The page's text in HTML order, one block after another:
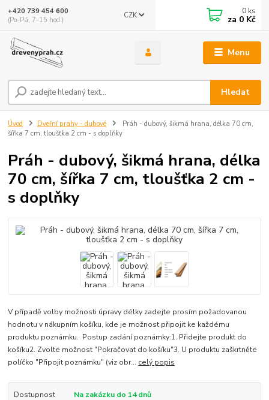
Menu
CZK
Hledat
+420 739 454 600
(Po-Pá, 7-15 hod.)
0 ks
za 0 Kč
Úvod Dveřní prahy - dubové
Práh - dubový, šikmá hrana, délka 70 cm,
šířka 7 cm, tloušťka 2 cm - s doplňky
Práh - dubový, šikmá hrana, délka
70 cm, šířka 7 cm, tloušťka 2 cm -
s doplňky
V případě volby možnosti úpravy délky zadejte prosím požadovanou
hodnotu v nákupním košíku, kde je možnost připojit ke každému
produktu poznámku. Postup zadání poznámky:1. Přidejte produkt do
košíku2. Zvolte možnost "Pokračovat do košíku"3. U produktu zaškrtněte
políčko "Připojit poznámku" (viz obr... celý popis
Dostupnost
Na zakázku do 14 dnů